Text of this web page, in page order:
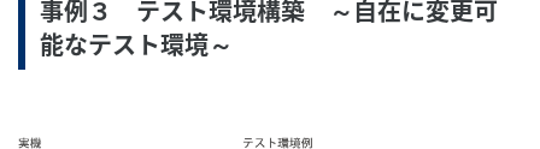
事例３ テスト環境構築 ～自在に変更可
能なテスト環境～